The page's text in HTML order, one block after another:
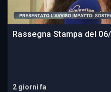
Rassegna Stampa del
2 giorni fa